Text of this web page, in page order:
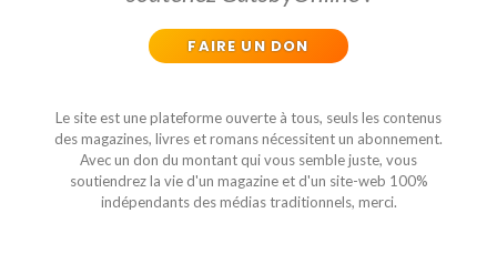
FAIRE UN DON
Le site est une plateforme ouverte à tous, seuls les contenus
des magazines, livres et romans nécessitent un abonnement.
Avec un don du montant qui vous semble juste, vous
soutiendrez la vie d'un magazine et d'un site-web 100%
indépendants des médias traditionnels, merci.